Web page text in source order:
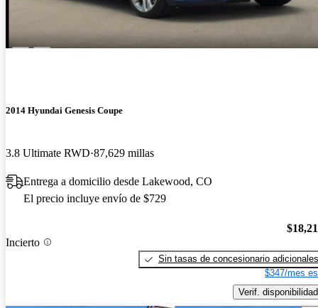
2014 Hyundai Genesis Coupe
3.8 Ultimate RWD 87,629 millas
Entrega a domicilio desde Lakewood, CO
El precio incluye envío de $729
Incierto
Sin tasas de concesionario adicionales
$347/mes
Verif. disponibilidad